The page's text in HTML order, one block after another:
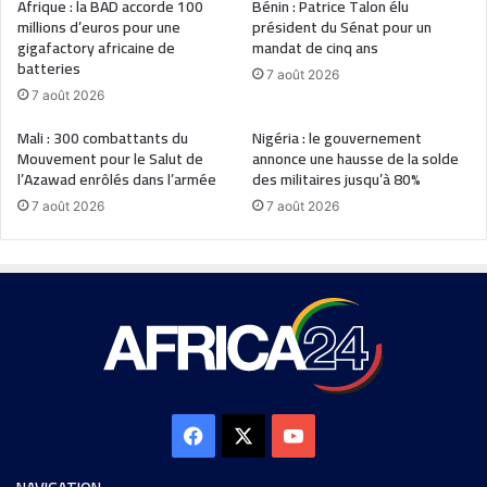
Afrique : la BAD accorde 100
millions d’euros pour une
gigafactory africaine de
batteries
7 août 2026
Bénin : Patrice Talon élu
président du Sénat pour un
mandat de cinq ans
7 août 2026
Mali : 300 combattants du
Mouvement pour le Salut de
l’Azawad enrôlés dans l’armée
7 août 2026
Nigéria : le gouvernement
annonce une hausse de la solde
des militaires jusqu’à 80%
7 août 2026